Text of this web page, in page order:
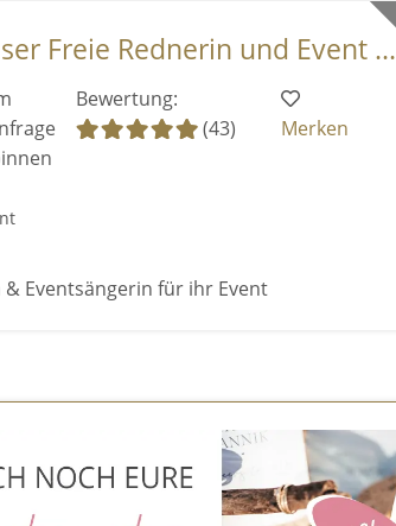
Freie Rednerin und Event ...
Bewertung:
(43)
Merken
& Eventsängerin für ihr Event